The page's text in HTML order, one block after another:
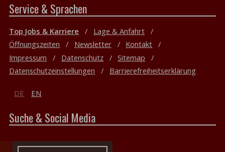
Service & Sprachen
Top Jobs & Karriere
Lage & Anfahrt
Öffnungszeiten
Newsletter
Kontakt
Impressum
Datenschutz
Sitemap
Datenschutzeinstellungen
Barrierefreiheitserklärung
DE EN
Suche & Social Media